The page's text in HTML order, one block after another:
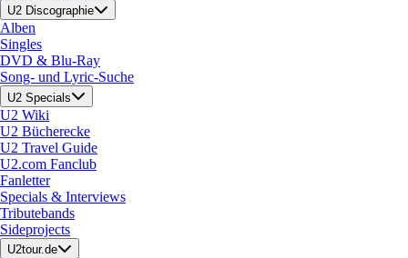
U2 Discographie
Alben
Singles
DVD & Blu-Ray
Song- und Lyric-Suche
U2 Specials
U2 Wiki
U2 Bücherecke
U2 Travel Guide
U2.com Fanclub
Fanletter
Specials & Interviews
Tributebands
Sideprojects
U2tour.de